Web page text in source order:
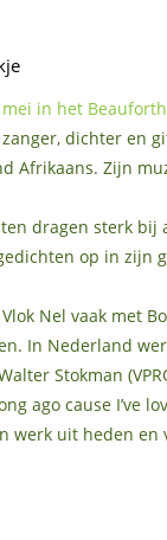
in het
dichter en
Afrikaans. Zijn
dragen sterk
op in zijn
Nel vaak met
In Nederland
Stokman
ago cause I’ve
werk uit heden en